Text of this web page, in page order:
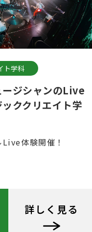
ト学科
ージシャンのLive
ククリエイト学
体験開催！
詳しく見る